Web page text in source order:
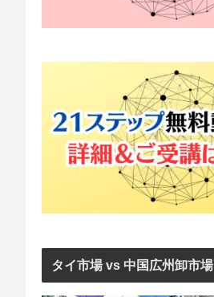
タイ市場 vs 中国広州卸市場